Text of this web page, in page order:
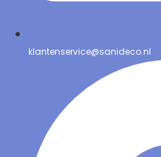
klantenservice@sanideco.nl